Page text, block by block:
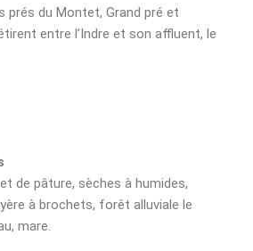
prés du Montet, Grand pré et
entre l’Indre et son affluent, le
de pâture, sèches à humides,
à brochets, forêt alluviale le
mare.